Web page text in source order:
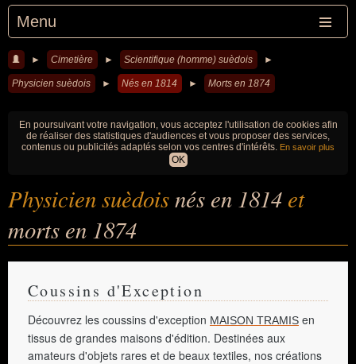
Menu
► Cimetière ► Scientifique (homme) suèdois ►
Physicien suèdois ► Nés en 1814 ► Morts en 1874
En poursuivant votre navigation, vous acceptez l'utilisation de cookies afin
de réaliser des statistiques d'audiences et vous proposer des services,
contenus ou publicités adaptés selon vos centres d'intérêts. En savoir plus
OK
Physicien suèdoisnés en 1814 et
morts en 1874
Coussins d'Exception
Découvrez les coussins d'exception MAISON TRAMIS en
tissus de grandes maisons d'édition. Destinées aux
amateurs d'objets rares et de beaux textiles, nos créations